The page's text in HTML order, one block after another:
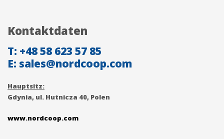
Kontaktdaten
T: +48 58 623 57 85
E: sales@nordcoop.com
Hauptsitz:
Gdynia, ul. Hutnicza 40, Polen
www.nordcoop.com